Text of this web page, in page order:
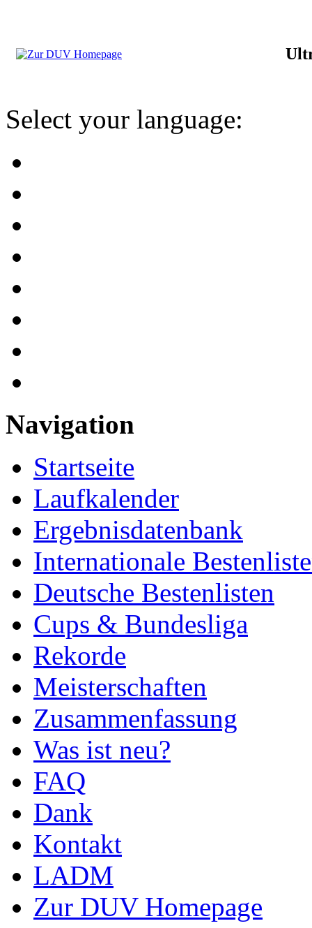
Select your language:
Navigation
Startseite
Laufkalender
Ergebnisdatenbank
Internationale
Deutsche Bestenlisten
Cups & Bundesliga
Rekorde
Meisterschaften
Zusammenfassung
Was ist neu?
FAQ
Dank
Kontakt
LADM
Zur DUV Homepage